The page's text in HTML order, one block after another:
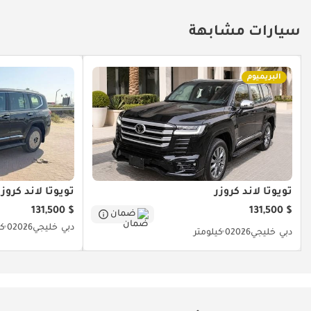
سيارات مشابهة
البريميوم
تويوتا لاند كروزر
$ 131,500
ضمان
دبي خليجي20260 كيلومتر
تويوتا لاند
$ 131,500
دبي خليجي20260 كيلومتر